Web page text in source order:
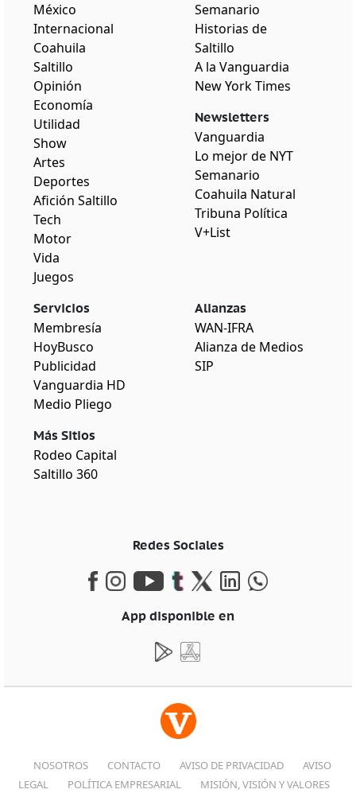
México
Internacional
Coahuila
Saltillo
Opinión
Economía
Utilidad
Show
Artes
Deportes
Afición Saltillo
Tech
Motor
Vida
Juegos
Semanario
Historias de
Saltillo
A la Vanguardia
New York Times
Newsletters
Vanguardia
Lo mejor de NYT
Semanario
Coahuila Natural
Tribuna Política
V+List
Servicios
Membresía
HoyBusco
Publicidad
Vanguardia HD
Medio Pliego
Más Sitios
Rodeo Capital
Saltillo 360
Alianzas
WAN-IFRA
Alianza de Medios
SIP
Redes Sociales
App disponible en
NOSOTROS CONTACTO AVISO DE PRIVACIDAD
AVISO
LEGAL
POLÍTICA EMPRESARIAL
MISIÓN, VISIÓN Y VALORES